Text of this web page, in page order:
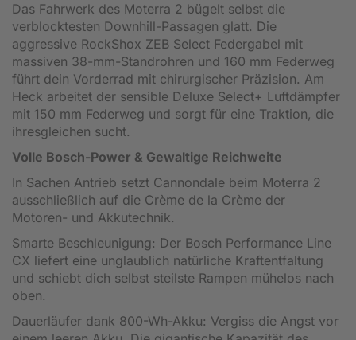
Das Fahrwerk des Moterra 2 bügelt selbst die
verblocktesten Downhill-Passagen glatt. Die
aggressive RockShox ZEB Select Federgabel mit
massiven 38-mm-Standrohren und 160 mm Federweg
führt dein Vorderrad mit chirurgischer Präzision. Am
Heck arbeitet der sensible Deluxe Select+ Luftdämpfer
mit 150 mm Federweg und sorgt für eine Traktion, die
ihresgleichen sucht.
Volle Bosch-Power & Gewaltige Reichweite
In Sachen Antrieb setzt Cannondale beim Moterra 2
ausschließlich auf die Crème de la Crème der
Motoren- und Akkutechnik.
Smarte Beschleunigung: Der Bosch Performance Line
CX liefert eine unglaublich natürliche Kraftentfaltung
und schiebt dich selbst steilste Rampen mühelos nach
oben.
Dauerläufer dank 800-Wh-Akku: Vergiss die Angst vor